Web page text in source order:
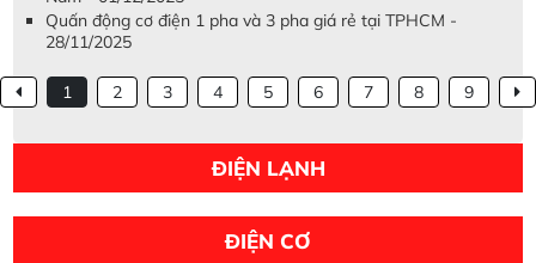
Quấn động cơ điện 1 pha và 3 pha giá rẻ tại TPHCM -
28/11/2025
1 2 3 4 5 6 7 8 9
ĐIỆN LẠNH
ĐIỆN CƠ